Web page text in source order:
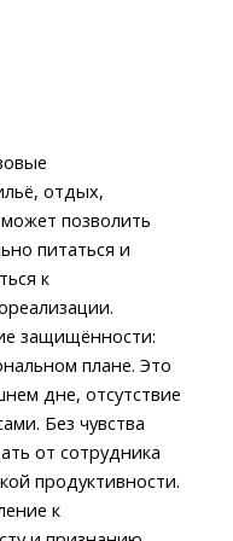
отдых,
позволить
питаться и
к
защищённости:
плане. Это
дне, отсутствие
Без чувства
от сотрудника
продуктивности.
к